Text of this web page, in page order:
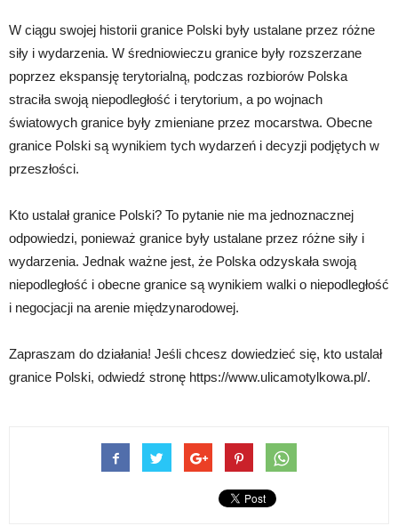
W ciągu swojej historii granice Polski były ustalane przez różne
siły i wydarzenia. W średniowieczu granice były rozszerzane
poprzez ekspansję terytorialną, podczas rozbiorów Polska
straciła swoją niepodległość i terytorium, a po wojnach
światowych granice były zmieniane przez mocarstwa. Obecne
granice Polski są wynikiem tych wydarzeń i decyzji podjętych w
przeszłości.
Kto ustalał granice Polski? To pytanie nie ma jednoznacznej
odpowiedzi, ponieważ granice były ustalane przez różne siły i
wydarzenia. Jednak ważne jest, że Polska odzyskała swoją
niepodległość i obecne granice są wynikiem walki o niepodległość
i negocjacji na arenie międzynarodowej.
Zapraszam do działania! Jeśli chcesz dowiedzieć się, kto ustalał
granice Polski, odwiedź stronę https://www.ulicamotylkowa.pl/.